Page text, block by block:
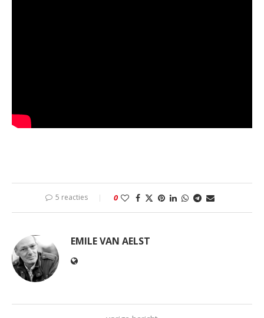
5 reacties 0
EMILE VAN AELST